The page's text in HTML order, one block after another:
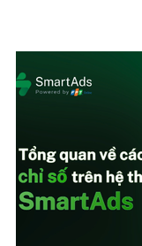
Sân khấu - Điện ảnh
Di sản